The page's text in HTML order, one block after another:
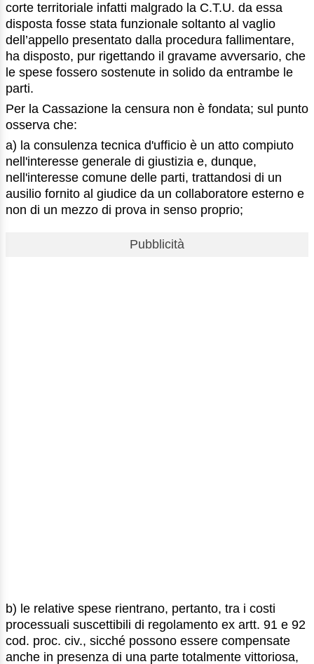
corte territoriale infatti malgrado la C.T.U. da essa
disposta fosse stata funzionale soltanto al vaglio
dell’appello presentato dalla procedura fallimentare,
ha disposto, pur rigettando il gravame avversario, che
le spese fossero sostenute in solido da entrambe le
parti.
Per la Cassazione la censura non è fondata; sul punto
osserva che:
a) la consulenza tecnica d'ufficio è un atto compiuto
nell'interesse generale di giustizia e, dunque,
nell'interesse comune delle parti, trattandosi di un
ausilio fornito al giudice da un collaboratore esterno e
non di un mezzo di prova in senso proprio;
Pubblicità
b) le relative spese rientrano, pertanto, tra i costi
processuali suscettibili di regolamento ex artt. 91 e 92
cod. proc. civ., sicché possono essere compensate
anche in presenza di una parte totalmente vittoriosa,